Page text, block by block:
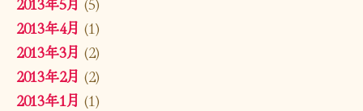
2013年4月 (1)
2013年3月 (2)
2013年2月 (2)
2013年1月 (1)